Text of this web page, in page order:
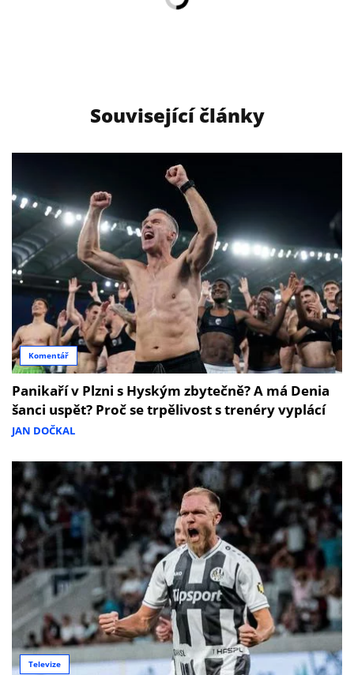
Související články
Komentář
Panikaří v Plzni s Hyským zbytečně? A má Denia
šanci uspět? Proč se trpělivost s trenéry vyplácí
JAN DOČKAL
Televize